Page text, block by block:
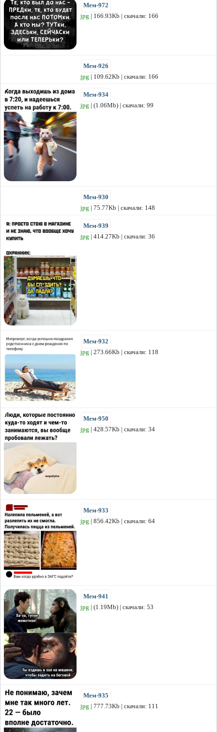
Мем-972
jpg | 166.93Kb | скачали: 166
Мем-926
jpg | 109.62Kb | скачали: 166
Мем-934
jpg | (1.06Mb) | скачали: 99
Мем-930
jpg | 75.77Kb | скачали: 148
Мем-939
jpg | 414.27Kb | скачали: 36
Мем-932
jpg | 273.66Kb | скачали: 118
Мем-950
jpg | 428.57Kb | скачали: 34
Мем-933
jpg | 856.42Kb | скачали: 64
Мем-941
jpg | (1.19Mb) | скачали: 53
Мем-935
jpg | 777.73Kb | скачали: 111